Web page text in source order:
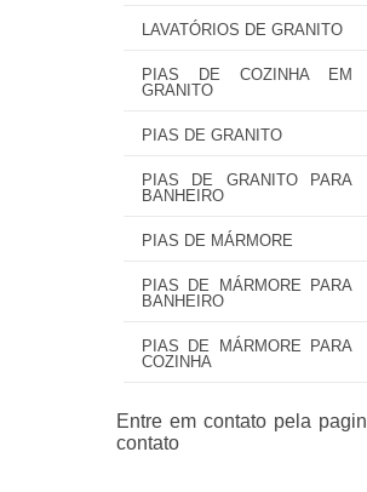
LAVATÓRIOS DE GRANITO
PIAS DE COZINHA EM
GRANITO
PIAS DE GRANITO
PIAS DE GRANITO PARA
BANHEIRO
PIAS DE MÁRMORE
PIAS DE MÁRMORE PARA
BANHEIRO
PIAS DE MÁRMORE PARA
COZINHA